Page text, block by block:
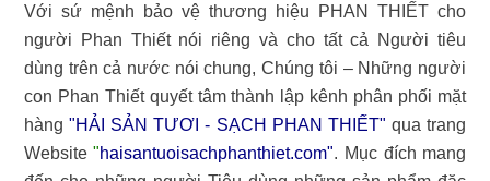
Với sứ mệnh bảo vệ thương hiệu PHAN THIẾT cho
người Phan Thiết nói riêng và cho tất cả Người tiêu
dùng trên cả nước nói chung, Chúng tôi – Những người
con Phan Thiết quyết tâm thành lập kênh phân phối mặt
hàng "HẢI SẢN TƯƠI - SẠCH PHAN THIẾT" qua trang
Website"haisantuoisachphanthiet.com". Mục đích mang